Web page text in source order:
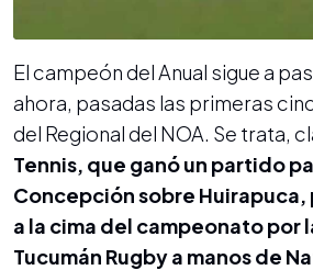
El campeón del Anual sigue a
ahora, pasadas las primeras
del Regional del NOA. Se trata,
Tennis, que ganó un partido
Concepción sobre Huirapuca,
a la cima del campeonato por
Tucumán Rugby a manos de